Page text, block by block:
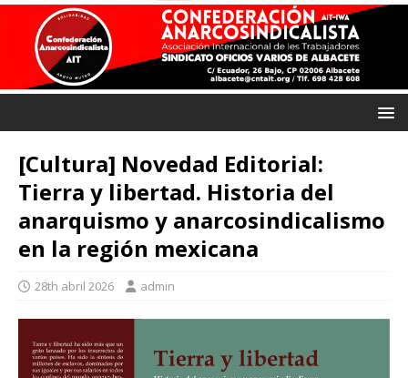
[Cultura] Novedad Editorial:
Tierra y libertad. Historia del
anarquismo y anarcosindicalismo
en la región mexicana
28th abril 2026 admin